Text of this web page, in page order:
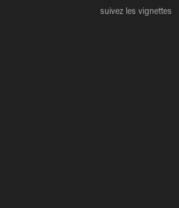
suivez les vignettes